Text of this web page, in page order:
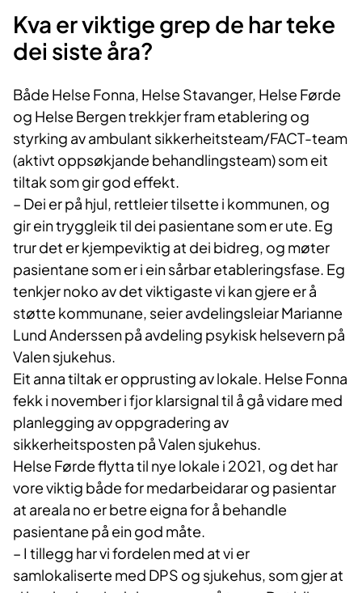
Kva er viktige grep de har teke
dei siste åra?
Både Helse Fonna, Helse Stavanger, Helse Førde
og Helse Bergen trekkjer fram etablering og
styrking av ambulant sikkerheitsteam/FACT-team
(aktivt oppsøkjande behandlingsteam) som eit
tiltak som gir god effekt.
– Dei er på hjul, rettleier tilsette i kommunen, og
gir ein tryggleik til dei pasientane som er ute. Eg
trur det er kjempeviktig at dei bidreg, og møter
pasientane som er i ein sårbar etableringsfase. Eg
tenkjer noko av det viktigaste vi kan gjere er å
støtte kommunane, seier avdelingsleiar Marianne
Lund Anderssen på avdeling psykisk helsevern på
Valen sjukehus.
Eit anna tiltak er opprusting av lokale. Helse Fonna
fekk i november i fjor klarsignal til å gå vidare med
planlegging av oppgradering av
sikkerheitsposten på Valen sjukehus.
Helse Førde flytta til nye lokale i 2021, og det har
vore viktig både for medarbeidarar og pasientar
at areala no er betre eigna for å behandle
pasientane på ein god måte.
– I tillegg har vi fordelen med at vi er
samlokaliserte med DPS og sjukehus, som gjer at